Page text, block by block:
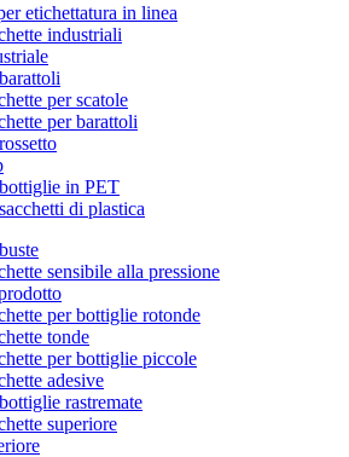
etichettatura in linea
industriali
per scatole
per barattoli
in PET
di plastica
sensibile alla pressione
per bottiglie rotonde
tonde
per bottiglie piccole
adesive
rastremate
superiore